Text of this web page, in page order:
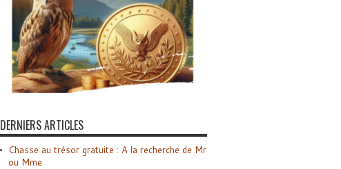
DERNIERS ARTICLES
Chasse au trésor gratuite : A la recherche de Mr
ou Mme